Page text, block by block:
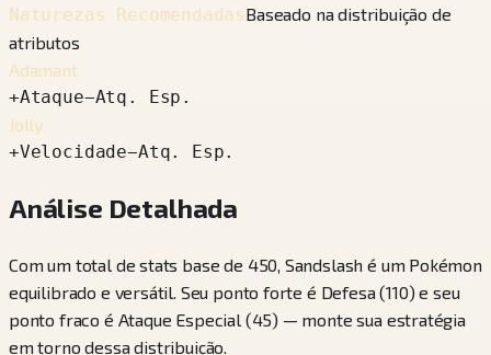
Naturezas RecomendadasBaseado na distribuição de
atributos
Adamant
+Ataque−Atq. Esp.
Jolly
+Velocidade−Atq. Esp.
Análise Detalhada
Com um total de stats base de 450, Sandslash é um Pokémon
equilibrado e versátil. Seu ponto forte é Defesa (110) e seu
ponto fraco é Ataque Especial (45) — monte sua estratégia
em torno dessa distribuição.